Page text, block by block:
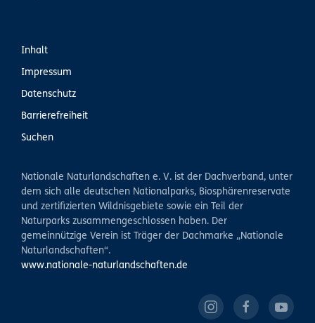
Inhalt
Impressum
Datenschutz
Barrierefreiheit
Suchen
Nationale Naturlandschaften e. V. ist der Dachverband, unter
dem sich alle deutschen Nationalparks, Biosphärenreservate
und zertifizierten Wildnisgebiete sowie ein Teil der
Naturparks zusammengeschlossen haben. Der
gemeinnützige Verein ist Träger der Dachmarke „Nationale
Naturlandschaften“.
www.nationale-naturlandschaften.de